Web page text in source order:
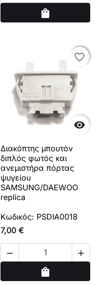
shopping_bag

favorite_border
favorite_border
Διακόπτης μπουτόν
διπλός φωτός και
ανεμιστήρα πόρτας
ψυγείου
SAMSUNG/DAEWOO
replica
Κωδικός: PSDIA0018
7,00 €
 
shopping_bag